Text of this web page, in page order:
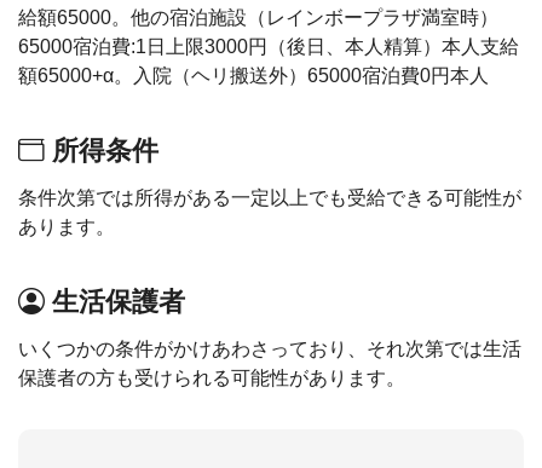
給額65000。他の宿泊施設（レインボープラザ満室時）
65000宿泊費:1日上限3000円（後日、本人精算）本人支給
額65000+α。入院（ヘリ搬送外）65000宿泊費0円本人
所得条件
条件次第では所得がある一定以上でも受給できる可能性が
あります。
生活保護者
いくつかの条件がかけあわさっており、それ次第では生活
保護者の方も受けられる可能性があります。